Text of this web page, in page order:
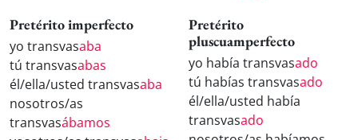
Pretérito imperfecto
yo transvasaba
tú transvasabas
él/ella/usted transvasaba
nosotros/as
transvasábamos
Pretérito
pluscuamperfecto
yo había transvasado
tú habías transvasado
él/ella/usted había
transvasado